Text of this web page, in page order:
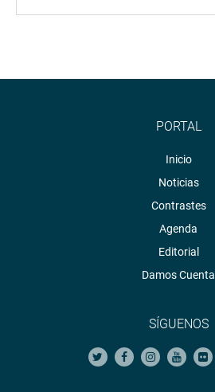
PORTAL
Inicio
Noticias
Contrastes
Agenda
Editorial
Damos Cuenta
SÍGUENOS